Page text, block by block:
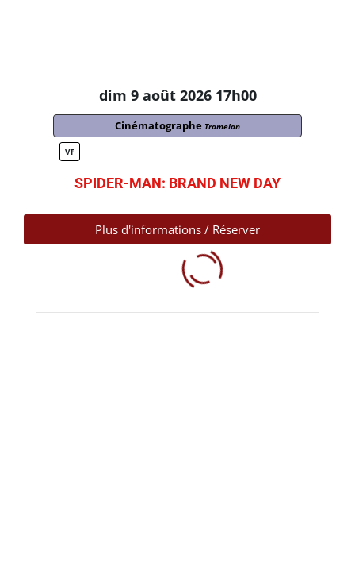
dim 9 août 2026 17h00
Cinématographe Tramelan
VF
SPIDER-MAN: BRAND NEW DAY
Plus d'informations / Réserver